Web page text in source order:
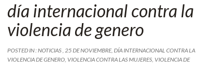
día internacional contra la
violencia de genero
POSTED IN :NOTICIAS, 25 DE NOVIEMBRE, DÍA INTERNACIONAL CONTRA LA
VIOLENCIA DE GENERO, VIOLENCIA CONTRA LAS MUJERES, VIOLENCIA DE